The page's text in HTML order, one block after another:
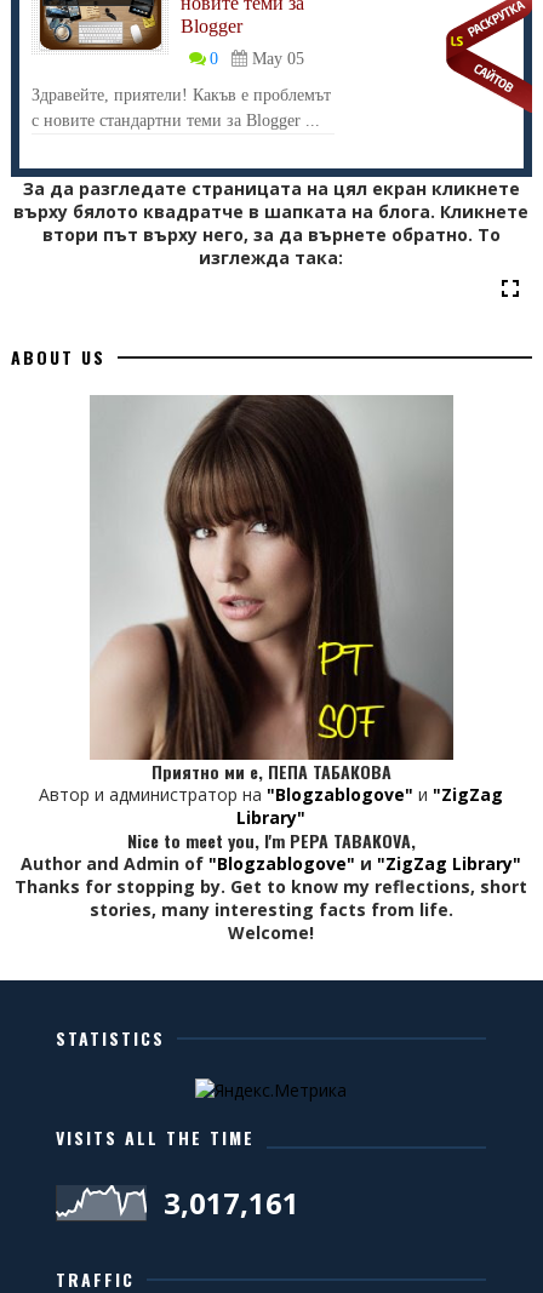
}
pausescroller.getCSSpadding=function(tickerobj){ //get CSS
padding value, if any
return tickerobj.currentStyle["paddingTop"]
else if (window.getComputedStyle) //if DOM2
return window.getComputedStyle(tickerobj,
</script>
<script type="text/javascript">
//new pausescroller(name_of_message_array, CSS_ID,
CSS_classname, pause_in_miliseconds)
new pausescroller(pausecontent2, "pscroller2", "someclass",
3000)
</script>
Blogger
0
May 05
Здравейте, приятели! Какъв е проблемът
с новите стандартни теми за Blogger ...
За да разгледате страницата на цял екран кликнете
върху бялото квадратче в шапката на блога. Кликнете
втори път върху него, за да върнете обратно. То
изглежда така:
ABOUT US
Приятно ми е, ПЕПА ТАБАКОВА
Автор и администратор на "Blogzablogove" и "ZigZag
Library"
Nice to meet you, I'm PEPA TABAKOVA,
Author and Admin of "Blogzablogove" и "ZigZag Library"
Thanks for stopping by. Get to know my reflections, short
stories, many interesting facts from life.
Welcome!
STATISTICS
VISITS ALL THE TIME
3,017,161
TRAFFIC